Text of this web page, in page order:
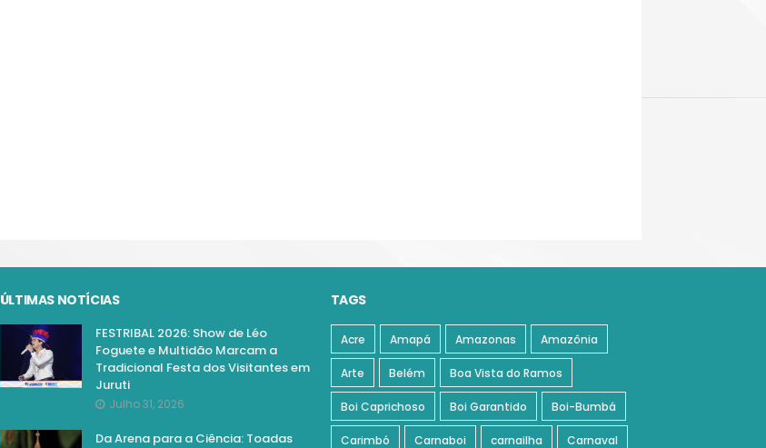
ÚLTIMAS NOTÍCIAS
FESTRIBAL 2026: Show de Léo
Foguete e Multidão Marcam a
Tradicional Festa dos Visitantes em
Juruti
Julho 31, 2026
Da Arena para a Ciência: Toadas
TAGS
Acre Amapá Amazonas Amazônia
Arte Belém Boa Vista do Ramos
Boi Caprichoso Boi Garantido Boi-Bumbá
Carimbó Carnaboi carnailha Carnaval